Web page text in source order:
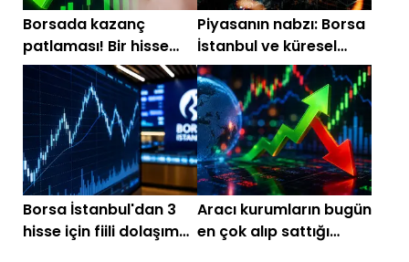
Borsada kazanç
patlaması! Bir hisse
yüzde 4000'e yakın
prim yaptı
Piyasanın nabzı: Borsa
İstanbul ve küresel
piyasalarda gün
başlarken (28
Temmuz)
Borsa İstanbul'dan 3
hisse için fiili dolaşım
Aracı kurumların bugün
en çok alıp sattığı